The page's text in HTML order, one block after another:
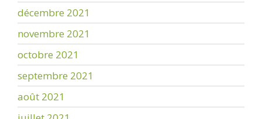
décembre 2021
novembre 2021
octobre 2021
septembre 2021
août 2021